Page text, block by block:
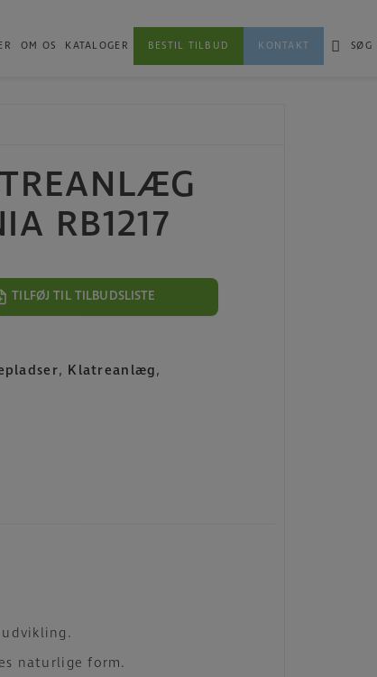
OM OS KATALOGER BESTIL TILBUD KONTAKT SØG
RB1217
TILFØJ TIL TILBUDSLISTE
, Klatreanlæg,
naturlige form.